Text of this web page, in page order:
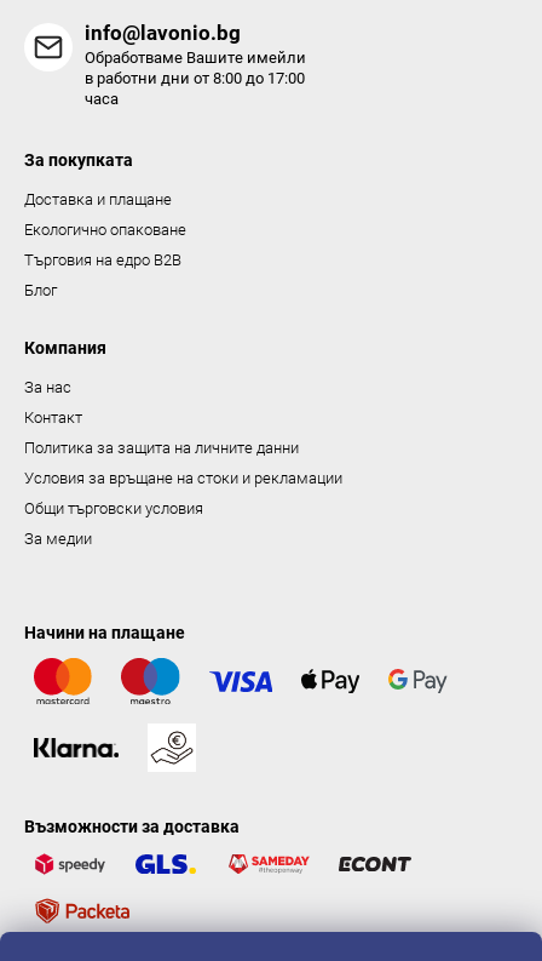
info@lavonio.bg
Обработваме Вашите имейли
в работни дни от 8:00 до 17:00
часа
За покупката
Доставка и плащане
Екологично опаковане
Търговия на едро B2B
Блог
Компания
За нас
Контакт
Политика за защита на личните данни
Условия за връщане на стоки и рекламации
Общи търговски условия
За медии
Начини на плащане
Възможности за доставка